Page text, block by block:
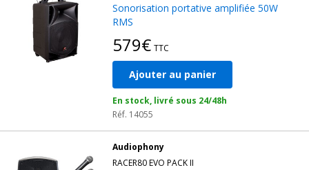
Sonorisation portative amplifiée 50W
RMS
579€ TTC
Ajouter au panier
En stock, livré sous 24/48h
Réf. 14055
Audiophony
RACER80 EVO PACK II